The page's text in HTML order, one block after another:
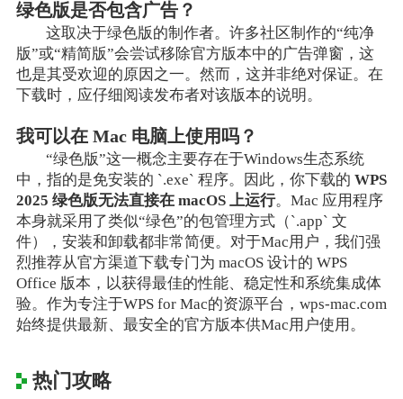
绿色版是否包含广告？
这取决于绿色版的制作者。许多社区制作的“纯净
版”或“精简版”会尝试移除官方版本中的广告弹窗，这
也是其受欢迎的原因之一。然而，这并非绝对保证。在
下载时，应仔细阅读发布者对该版本的说明。
我可以在 Mac 电脑上使用吗？
“绿色版”这一概念主要存在于Windows生态系统
中，指的是免安装的 `.exe` 程序。因此，你下载的 WPS
2025 绿色版无法直接在 macOS 上运行。Mac 应用程序
本身就采用了类似“绿色”的包管理方式（`.app` 文
件），安装和卸载都非常简便。对于Mac用户，我们强
烈推荐从官方渠道下载专门为 macOS 设计的 WPS
Office 版本，以获得最佳的性能、稳定性和系统集成体
验。作为专注于WPS for Mac的资源平台，wps-mac.com
始终提供最新、最安全的官方版本供Mac用户使用。
热门攻略